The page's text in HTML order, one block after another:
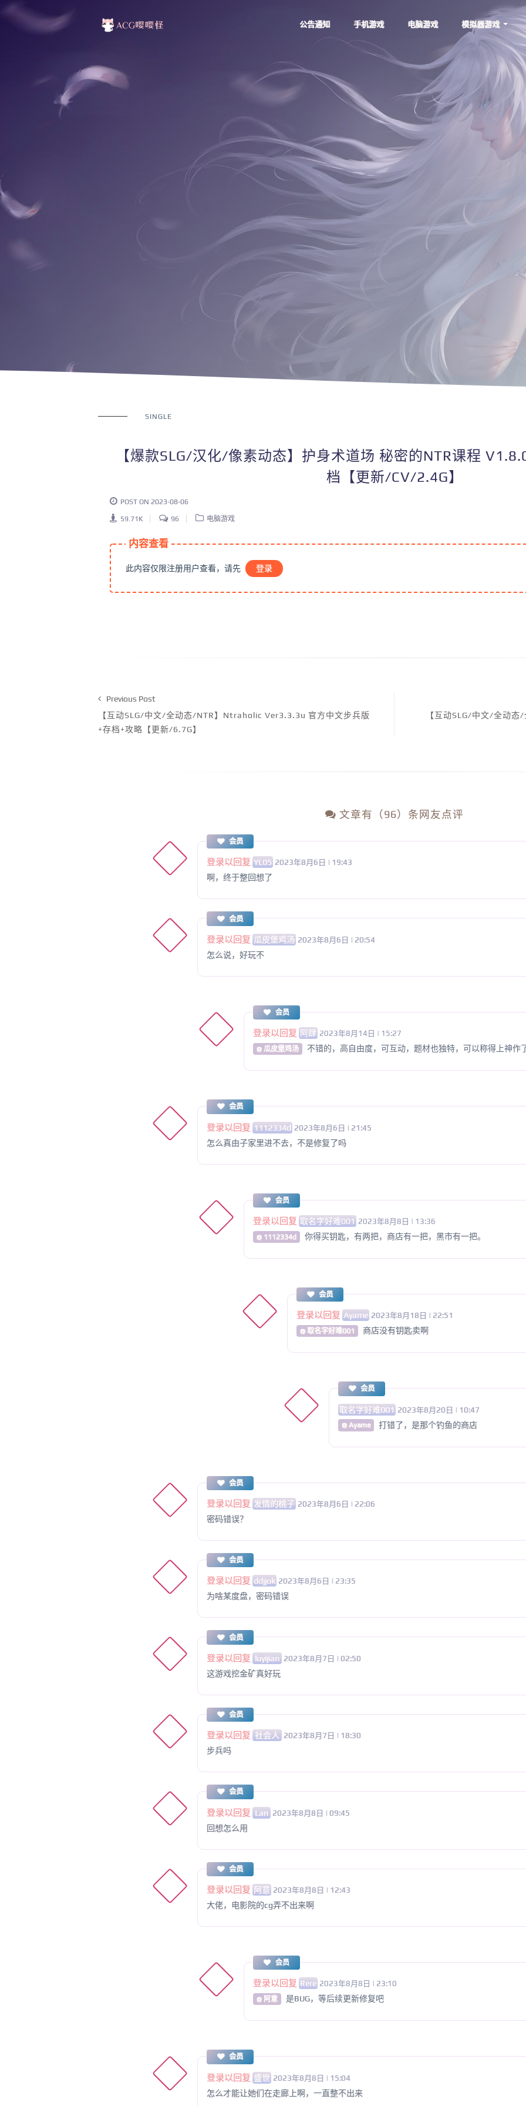
公告通知 手机游戏 电脑游戏 模拟器游戏
SINGLE
【爆款SLG/汉化/像素动态】护身术道场 秘密的NTR课程
档【更新/CV/2.4G】
POST ON 2023-08-06
59.71K 96 电脑游戏
内容查看
此内容仅限注册用户查看，请先 登录
Previous Post
【互动SLG/中文/全动态/NTR】Ntraholic Ver3.3.3u 官方中文步兵版
+存档+攻略【更新/6.7G】
【互动SLG/中文/全动
文章有（96）条网友点评
会员
登录以回复 YL05 2023年8月6日 | 19:43
啊，终于整回想了
会员
登录以回复 瓜皮堡鸡汤 2023年8月6日 | 20:54
怎么说，好玩不
会员
登录以回复 阿肆 2023年8月14日 | 15:27
@ 瓜皮堡鸡汤 不错的，高自由度，可互动，题材也独特，可以称得上神作
会员
登录以回复 1112334d 2023年8月6日 | 21:45
怎么真由子家里进不去，不是修复了吗
会员
登录以回复 取名字好难001 2023年8月8日 | 13:36
@ 1112334d 你得买钥匙，有两把，商店有一把，黑市有一把。
会员
登录以回复 Ayame 2023年8月18日 | 22:51
@ 取名字好难001 商店没有钥匙卖啊
会员
取名字好难001 2023年8月20日 | 10:47
@ Ayame 打错了，是那个钓鱼的商店
会员
登录以回复 发情的桃子 2023年8月6日 | 22:06
密码错误？
会员
登录以回复 ddjjok 2023年8月6日 | 23:35
为啥某度盘，密码错误
会员
登录以回复 luyijian 2023年8月7日 | 02:50
这游戏挖金矿真好玩
会员
登录以回复 社会人 2023年8月7日 | 18:30
步兵吗
会员
登录以回复 Lan 2023年8月8日 | 09:45
回想怎么用
会员
登录以回复 阿意 2023年8月8日 | 12:43
大佬，电影院的cg弄不出来啊
会员
登录以回复 Rere 2023年8月8日 | 23:10
@ 阿意 是BUG，等后续更新修复吧
会员
登录以回复 盛世 2023年8月8日 | 15:04
怎么才能让她们在走廊上啊，一直整不出来